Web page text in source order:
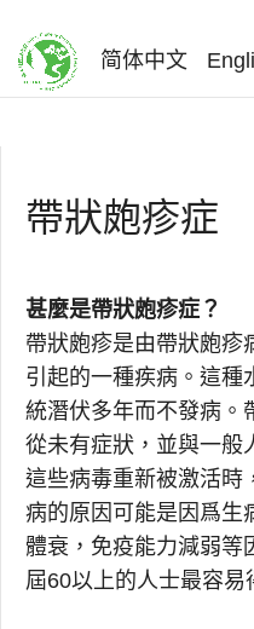
简体中文
帶狀皰疹症
甚麼是帶狀皰疹症？
帶狀皰疹是由帶狀皰疹
引起的一種疾病。這種
統潛伏多年而不發病。
從未有症狀，並與一般
這些病毒重新被激活時
病的原因可能是因爲生
體衰，免疫能力減弱等
屆60以上的人士最容易